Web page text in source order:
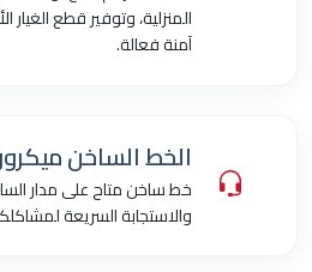
المنزلية، وتوفير قطع الغيار
آمنة فعالة.
الخط الساخن
خط ساخن متاح على مدار
والاستجابة السريعة